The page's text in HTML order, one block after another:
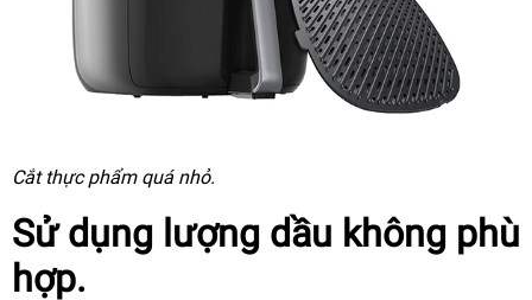
Cắt thực phẩm quá nhỏ.
Sử dụng lượng dầu không phù
hợp.